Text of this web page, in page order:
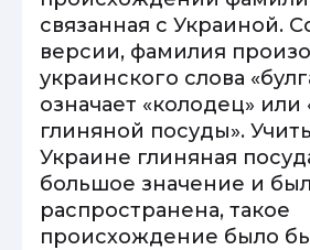
связанная с Украиной.
версии, фамилия
украинского слова
означает «колодец»
глиняной посуды».
Украине глиняная
большое значение и
распространена, такое
происхождение было